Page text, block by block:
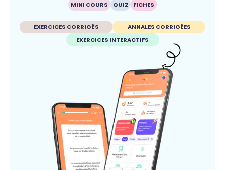
MINI COURS QUIZ FICHES
EXERCICES CORRIGÉS
ANNALES CORRIGÉES
EXERCICES INTERACTIFS